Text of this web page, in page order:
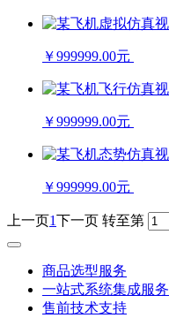
￥999999.00元
￥999999.00元
￥999999.00元
上一页1下一页 转至第
商品选型服务
一站式系统集成服务
售前技术支持